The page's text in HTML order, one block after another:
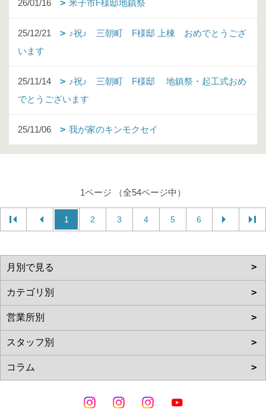
26/01/16 米子市F様邸地鎮祭
25/12/21
♪祝♪ 三朝町 F様邸 上棟 おめでとうござ
います
25/11/14
♪祝♪ 三朝町 F様邸 地鎮祭・起工式おめ
でとうございます
25/11/06 我が家のキンモクセイ
1ページ （全54ページ中）
1 2 3 4 5 6